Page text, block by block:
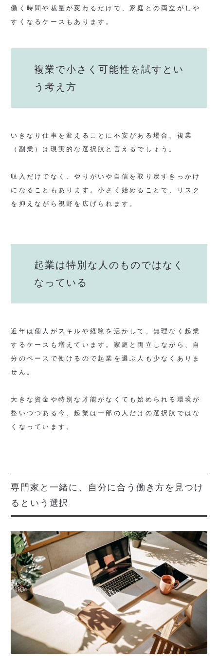
働く時間や裁量が変わるだけで、家庭との両立がしや
すくなるケースもあります。
複業で小さく可能性を試すとい
う考え方
いきなり仕事を変えることに不安がある場合、複業
（副業）は現実的な選択肢と言えるでしょう。
収入だけでなく、やりがいや自信を取り戻すきっかけ
になることもあります。小さく始めることで、リスク
を抑えながら視野を広げられます。
起業は特別な人のものではなく
なっている
近年は個人がスキルや経験を活かして、無理なく起業
するケースも増えています。家庭と両立しながら、自
分のペースで働けるので起業を選ぶ人も少なくありま
せん。
大きな資金や特別な才能がなくても始められる環境が
整いつつある今、起業は一部の人だけの選択肢ではな
くなっています。
専門家と一緒に、自分に合う働き方を見つけ
るという選択